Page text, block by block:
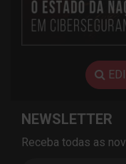
NEWSLETTER
Receba todas as